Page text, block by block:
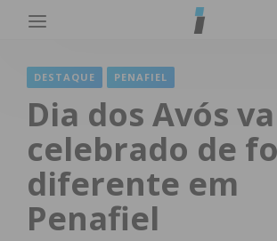
DESTAQUE PENAFIEL
Dia dos Avós
celebrado de
diferente em
Penafiel